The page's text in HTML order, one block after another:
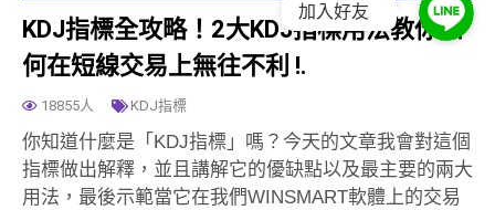
KDJ指標全攻略！2大KDJ指標用法教你如
何在短線交易上無往不利 !.
18855人 KDJ指標
你知道什麼是「KDJ指標」嗎？今天的文章我會對這個
指標做出解釋，並且講解它的優缺點以及最主要的兩大
用法，最後示範當它在我們WINSMART軟體上的交易
加入好友